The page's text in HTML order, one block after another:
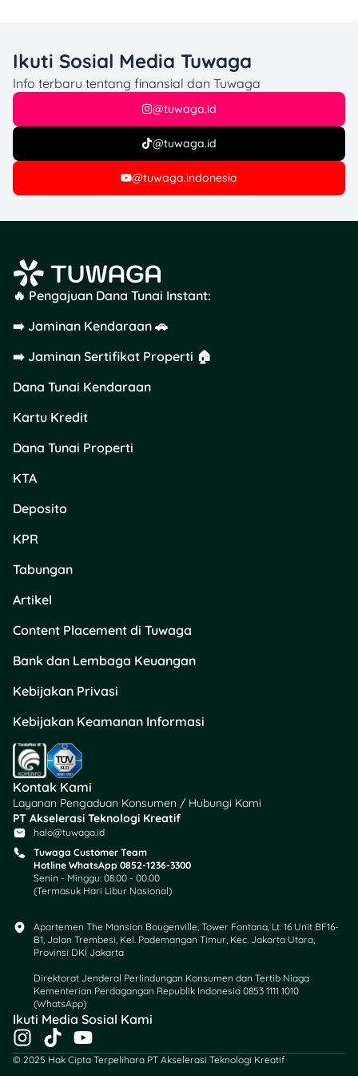
Ikuti Sosial Media Tuwaga
Info terbaru tentang finansial dan Tuwaga
@tuwaga.id
@tuwaga.id
@tuwaga.indonesia
🔥 Pengajuan Dana Tunai Instant:
➡️ Jaminan Kendaraan 🚗
➡️ Jaminan Sertifikat Properti 🏠
Dana Tunai Kendaraan
Kartu Kredit
Dana Tunai Properti
KTA
Deposito
KPR
Tabungan
Artikel
Content Placement di Tuwaga
Bank dan Lembaga Keuangan
Kebijakan Privasi
Kebijakan Keamanan Informasi
Kontak Kami
Layanan Pengaduan Konsumen / Hubungi Kami
PT Akselerasi Teknologi Kreatif
halo@tuwaga.id
Tuwaga Customer Team
Hotline WhatsApp 0852-1236-3300
Senin - Minggu: 08.00 - 00.00
(Termasuk Hari Libur Nasional)
Apartemen The Mansion Bougenville, Tower Fontana, Lt. 16 Unit BF16-
B1, Jalan Trembesi, Kel. Pademangan Timur, Kec. Jakarta Utara,
Provinsi DKI Jakarta
Direktorat Jenderal Perlindungan Konsumen dan Tertib Niaga
Kementerian Perdagangan Republik Indonesia 0853 1111 1010
(WhatsApp)​
Ikuti Media Sosial Kami
I
n
T
i
Y
o
© 2025 Hak Cipta Terpelihara PT Akselerasi Teknologi Kreatif